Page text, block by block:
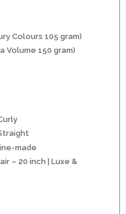
Colours 105 gram)
Volume 150 gram)
made
– 20 inch | Luxe &